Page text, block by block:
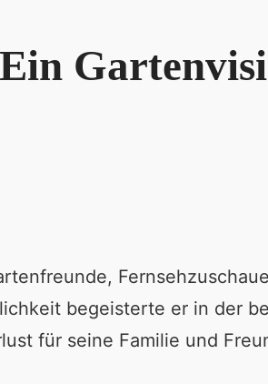
begeisterte er in der
für seine Familie und